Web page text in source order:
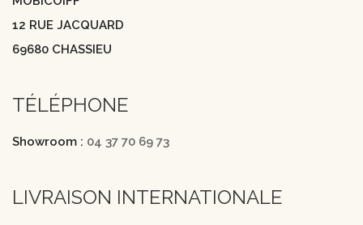
12 RUE JACQUARD
69680 CHASSIEU
TÉLÉPHONE
Showroom : 04 37 70 69 73
LIVRAISON INTERNATIONALE